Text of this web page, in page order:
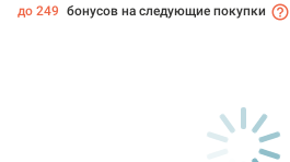
до 249 бонусов на следующие покупки